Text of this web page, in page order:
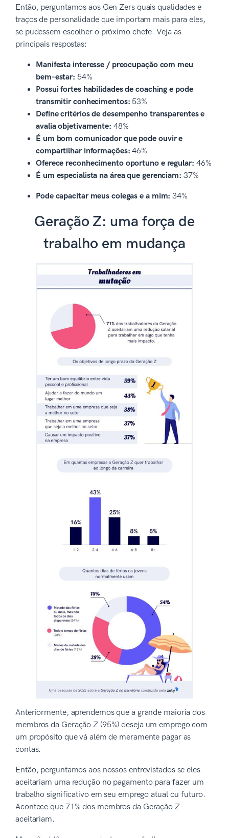
Então, perguntamos aos Gen Zers quais qualidades e
traços de personalidade que importam mais para eles,
se pudessem escolher o próximo chefe. Veja as
principais respostas:
Manifesta interesse / preocupação com meu
bem-estar: 54%
Possui fortes habilidades de coaching e pode
transmitir conhecimentos:53%
Define critérios de desempenho transparentes e
avalia objetivamente: 48%
É um bom comunicador que pode ouvir e
compartilhar informações:46%
Oferece reconhecimento oportuno e regular: 46%
É um especialista na área que gerenciam: 37%
Pode capacitar meus colegas e a mim: 34%
Geração Z: uma força de
trabalho em mudança
Anteriormente, aprendemos que a grande maioria dos
membros da Geração Z (95%) deseja um emprego com
um propósito que vá além de meramente pagar as
contas.
Então, perguntamos aos nossos entrevistados se eles
aceitariam uma redução no pagamento para fazer um
trabalho significativo em seu emprego atual ou futuro.
Acontece que 71% dos membros da Geração Z
aceitariam.